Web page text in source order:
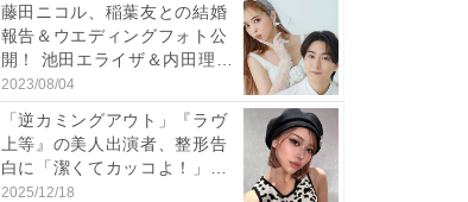
藤田ニコル、稲葉友との結婚
報告＆ウエディングフォト公
開！ 池田エライザ＆内田理
央...
2023/08/04
「逆カミングアウト」『ラヴ
上等』の美人出演者、整形告
白に「潔くてカッコよ！」
「好...
2025/12/18